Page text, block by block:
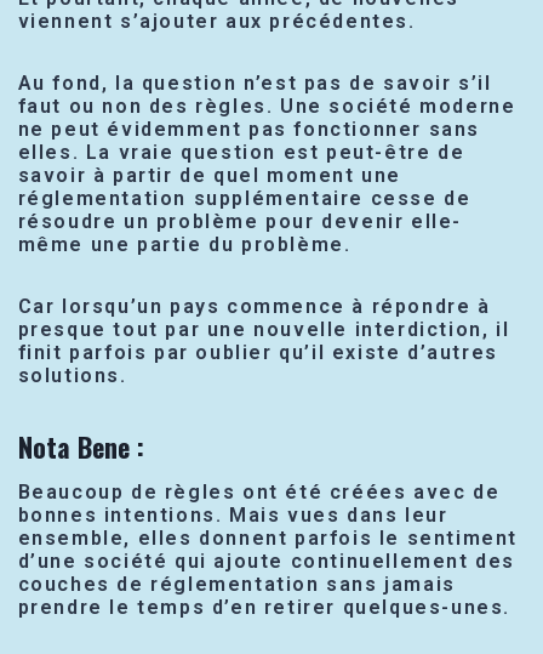
viennent s’ajouter aux précédentes.
Au fond, la question n’est pas de savoir s’il
faut ou non des règles. Une société moderne
ne peut évidemment pas fonctionner sans
elles. La vraie question est peut-être de
savoir à partir de quel moment une
réglementation supplémentaire cesse de
résoudre un problème pour devenir elle-
même une partie du problème.
Car lorsqu’un pays commence à répondre à
presque tout par une nouvelle interdiction, il
finit parfois par oublier qu’il existe d’autres
solutions.
Nota Bene :
Beaucoup de règles ont été créées avec de
bonnes intentions. Mais vues dans leur
ensemble, elles donnent parfois le sentiment
d’une société qui ajoute continuellement des
couches de réglementation sans jamais
prendre le temps d’en retirer quelques-unes.